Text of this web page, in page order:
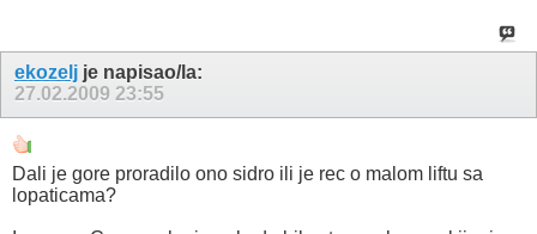
ekozelj je napisao/la:
27.02.2009 23:55
Dali je gore proradilo ono sidro ili je rec o malom liftu sa
lopaticama?